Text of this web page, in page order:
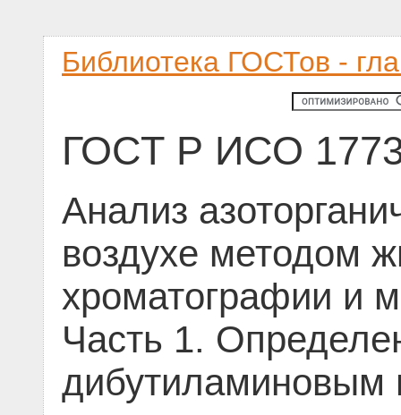
Библиотека ГОСТов -
ГОСТ Р ИСО
Анализ
воздухе методом
хроматографии и
Часть 1.
дибутиламиновым